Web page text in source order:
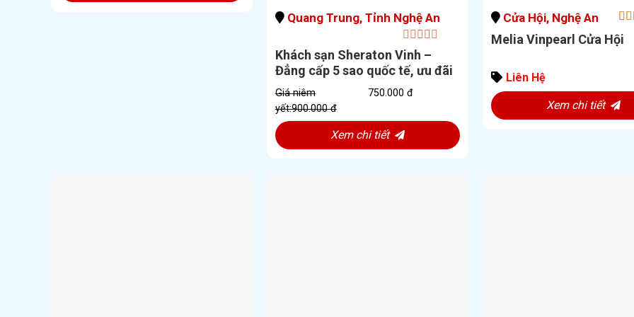
Quang Trung, Tỉnh Nghệ An
0
out
of
Khách sạn Sheraton Vinh –
Đẳng cấp 5 sao quốc tế, ưu đãi
lên đến 40%
750.000 đ
Giá niêm
yết:900.000 đ
Xem chi tiết
Cửa Hội, Nghệ An
5.00
5
Melia Vinpearl Cửa Hội
Liên Hệ
Xem chi tiết